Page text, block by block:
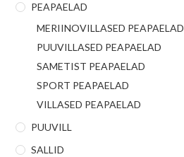
PEAPAELAD
MERIINOVILLASED PEAPAELAD
PUUVILLASED PEAPAELAD
SAMETIST PEAPAELAD
SPORT PEAPAELAD
VILLASED PEAPAELAD
PUUVILL
SALLID